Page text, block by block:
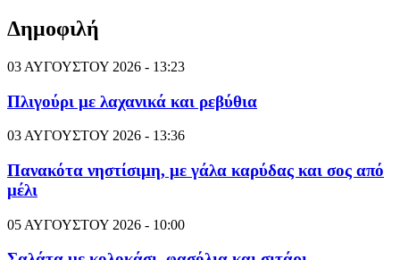
Δημοφιλή
03 ΑΥΓΟΥΣΤΟΥ 2026 - 13:23
Πλιγούρι με λαχανικά και ρεβύθια
03 ΑΥΓΟΥΣΤΟΥ 2026 - 13:36
Πανακότα νηστίσιμη, με γάλα καρύδας και σος από
μέλι
05 ΑΥΓΟΥΣΤΟΥ 2026 - 10:00